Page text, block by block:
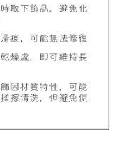
加入購物車